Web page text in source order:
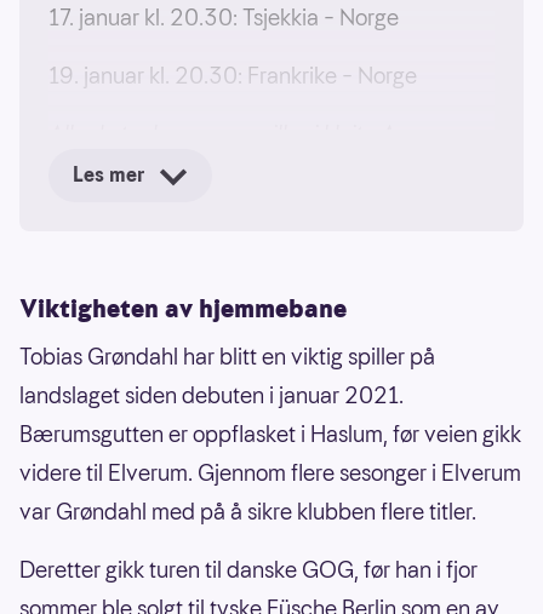
17. januar kl. 20.30: Tsjekkia – Norge
19. januar kl. 20.30: Frankrike – Norge
Les mer
Viktigheten av hjemmebane
Tobias Grøndahl har blitt en viktig spiller på
landslaget siden debuten i januar 2021.
Bærumsgutten er oppflasket i Haslum, før veien gikk
videre til Elverum. Gjennom flere sesonger i Elverum
var Grøndahl med på å sikre klubben flere titler.
Deretter gikk turen til danske GOG, før han i fjor